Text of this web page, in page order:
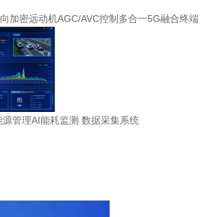
加密远动机AGC/AVC控制多合一5G融合终端
管理AI能耗监测 数据采集系统